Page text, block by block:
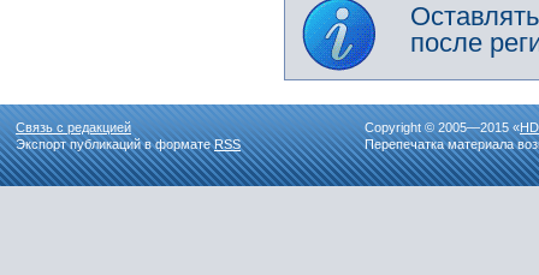
после
Связь с редакцией
Экспорт публикаций в форматеRSS
Copyright © 2005—2015 «
Перепечатка материала